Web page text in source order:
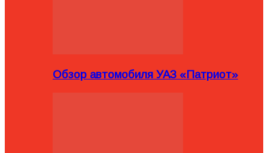
Обзор автомобиля УАЗ «Патриот»